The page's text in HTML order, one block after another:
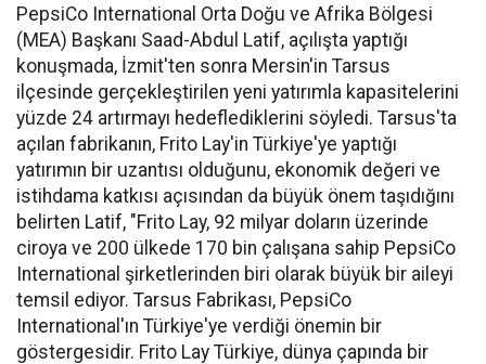
PepsiCo International Orta Doğu ve Afrika Bölgesi
(MEA) Başkanı Saad-Abdul Latif, açılışta yaptığı
konuşmada, İzmit'ten sonra Mersin'in Tarsus
ilçesinde gerçekleştirilen yeni yatırımla kapasitelerini
yüzde 24 artırmayı hedeflediklerini söyledi. Tarsus'ta
açılan fabrikanın, Frito Lay'in Türkiye'ye yaptığı
yatırımın bir uzantısı olduğunu, ekonomik değeri ve
istihdama katkısı açısından da büyük önem taşıdığını
belirten Latif, "Frito Lay, 92 milyar doların üzerinde
ciroya ve 200 ülkede 170 bin çalışana sahip PepsiCo
International şirketlerinden biri olarak büyük bir aileyi
temsil ediyor. Tarsus Fabrikası, PepsiCo
International'ın Türkiye'ye verdiği önemin bir
göstergesidir. Frito Lay Türkiye, dünya çapında bir